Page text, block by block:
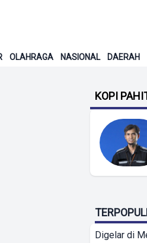
OLAHRAGA NASIONAL DAERAH
KOPI
Digelar di